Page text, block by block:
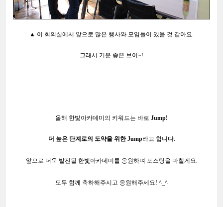
▲ 이 회의실에서 앞으로 많은 행사와 모임들이 있을 것 같아요.
그래서 기분 좋은 브이~!
올해 한빛아카데미의 키워드는 바로 Jump!
더 높은 단계로의 도약을 위한 Jump라고 합니다.
앞으로 더욱 발전될 한빛아카데미를 응원하며 포스팅을 마칠게요.
모두 함께 축하해주시고 응원해주세요! ^_^